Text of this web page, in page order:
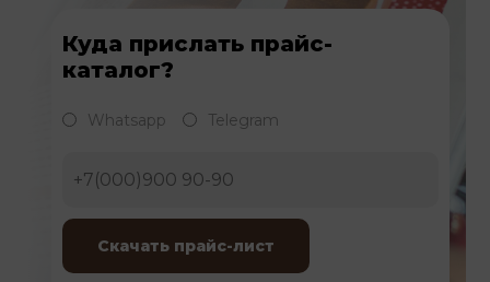
Куда прислать прайс-
каталог?
Whatsapp Telegram